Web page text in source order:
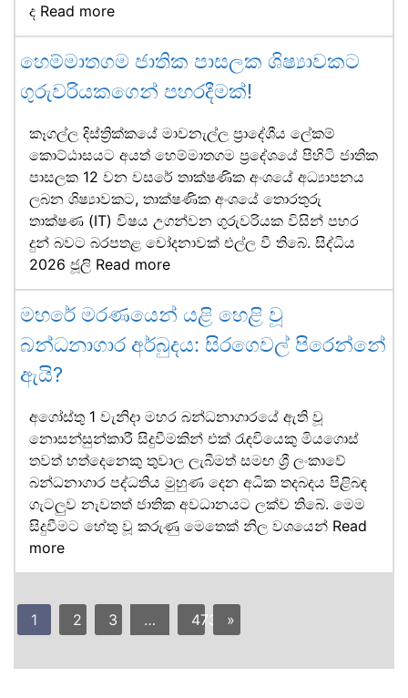
ද Read more
හෙම්මාතගම ජාතික පාසලක ශිෂ්‍යාවකට
ගුරුවරියකගෙන් පහරදීමක්!
කෑගල්ල දිස්ත්‍රික්කයේ මාවනැල්ල ප්‍රාදේශීය ලේකම්
කොට්ඨාසයට අයත් හෙම්මාතගම ප්‍රදේශයේ පිහිටි ජාතික
පාසලක 12 වන වසරේ තාක්ෂණික අංශයේ අධ්‍යාපනය
ලබන ශිෂ්‍යාවකට, තාක්ෂණික අංශයේ තොරතුරු
තාක්ෂණ (IT) විෂය උගන්වන ගුරුවරියක විසින් පහර
දුන් බවට බරපතළ චෝදනාවක් එල්ල වී තිබේ. සිද්ධිය
2026 ජූලි Read more
මහරේ මරණයෙන් යළි හෙළි වූ
බන්ධනාගාර අර්බුදය: සිරගෙවල් පිරෙන්නේ
ඇයි?
අගෝස්තු 1 වැනිදා මහර බන්ධනාගාරයේ ඇති වූ
නොසන්සුන්කාරී සිදුවීමකින් එක් රැඳවියෙකු මියගොස්
තවත් හත්දෙනෙකු තුවාල ලැබීමත් සමඟ ශ්‍රී ලංකාවේ
බන්ධනාගාර පද්ධතිය මුහුණ දෙන අධික තදබදය පිළිබඳ
ගැටලුව නැවතත් ජාතික අවධානයට ලක්ව තිබේ. මෙම
සිදුවීමට හේතු වූ කරුණු මෙතෙක් නිල වශයෙන් Read
more
1 2 3 … 473 »